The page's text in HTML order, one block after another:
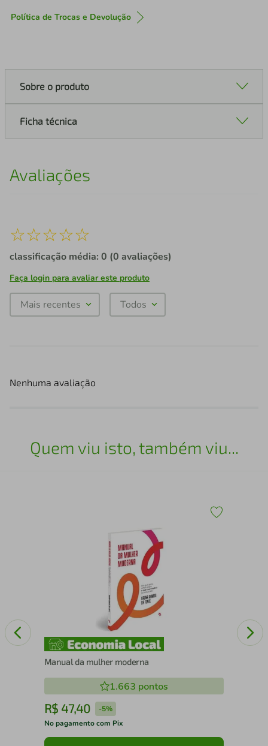
Política de Trocas e Devolução
Sobre o produto
Ficha técnica
Avaliações
☆☆☆☆☆
classificação média: 0 (0 avaliações)
Faça login para avaliar este produto
Mais recentes Todos
Nenhuma avaliação
Quem viu isto, também viu...
Manual da mulher moderna
1.663 pontos
R$ 47,40 -5%
No pagamento com Pix